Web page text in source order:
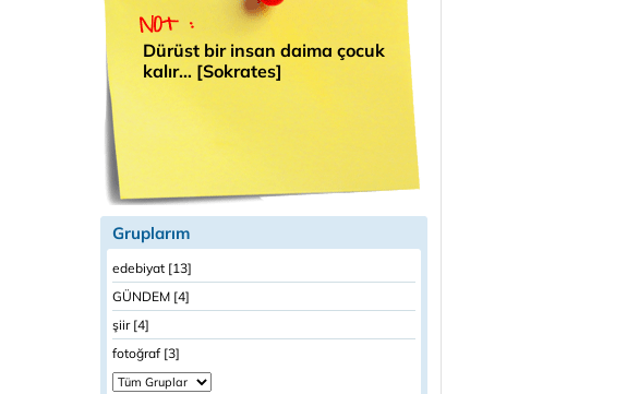
Dürüst bir insan daima çocuk
kalır… [Sokrates]
Gruplarım
edebiyat [13]
GÜNDEM [4]
şiir [4]
fotoğraf [3]